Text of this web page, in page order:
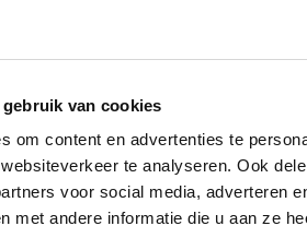
van cookies
om content en advertenties te
te analyseren. Ook
voor social media, adverteren
met andere informatie die u aan ze